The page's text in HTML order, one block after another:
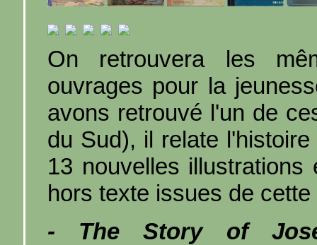
On retrouvera les
ouvrages pour la
avons retrouvé l'un de
du Sud), il relate
13 nouvelles
hors texte issues de
- The Story of